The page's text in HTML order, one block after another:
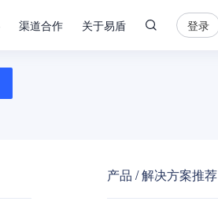
渠道合作 关于易盾
安
全
登录
产品 / 解决方案推荐